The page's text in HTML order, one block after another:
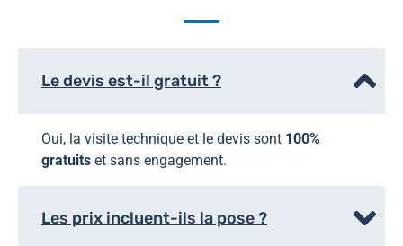
Le devis est-il gratuit ?
Oui, la visite technique et le devis sont 100%
gratuits et sans engagement.
Les prix incluent-ils la pose ?